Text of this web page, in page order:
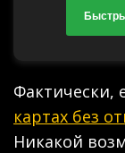
Фактически,
картах без
Никакой